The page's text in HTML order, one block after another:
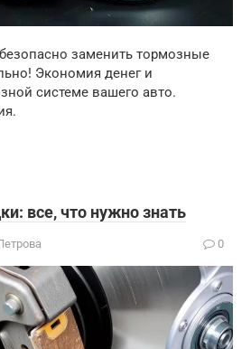
заменить тормозные
Экономия денег и
системе вашего авто.
все, что нужно знать
0